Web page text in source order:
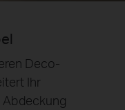
Deco-
Ihr
Abdeckung